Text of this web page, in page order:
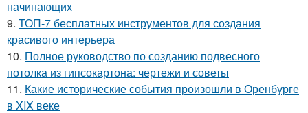
начинающих
9. ТОП-7 бесплатных инструментов для создания
красивого интерьера
10. Полное руководство по созданию подвесного
потолка из гипсокартона: чертежи и советы
11. Какие исторические события произошли в Оренбурге
в XIX веке